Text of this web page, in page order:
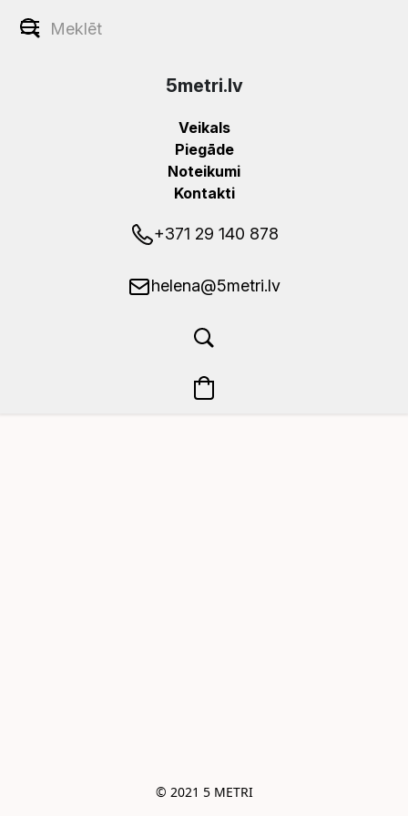
5metri.lv
Veikals
Piegāde
Noteikumi
Kontakti
+371 29 140 878
helena@5metri.lv
© 2021 5 METRI